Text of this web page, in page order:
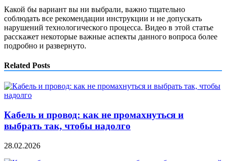
Какой бы вариант вы ни выбрали, важно тщательно
соблюдать все рекомендации инструкции и не допускать
нарушений технологического процесса. Видео в этой статье
расскажет некоторые важные аспекты данного вопроса более
подробно и развернуто.
Related Posts
Кабель и провод: как не промахнуться и
выбрать так, чтобы надолго
28.02.2026